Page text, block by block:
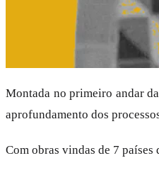
Montada no primeiro andar
aprofundamento dos
Com obras vindas de 7